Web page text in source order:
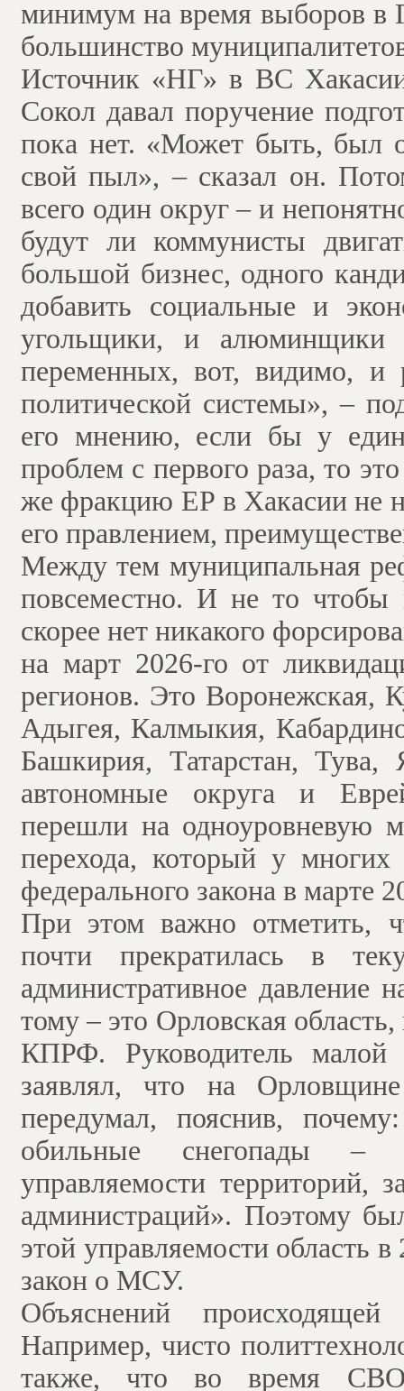
минимум на время выборов в
большинство
Источник «НГ» в ВС Хакасии
Сокол давал поручение
пока нет. «Может быть, был
свой пыл», – сказал он.
всего один округ – и
будут ли коммунисты
большой бизнес, одного
добавить социальные и
угольщики, и
переменных, вот, видимо, и
политической системы», –
его мнению, если бы у
проблем с первого раза, то
же фракцию ЕР в Хакасии не
его правлением,
Между тем муниципальная
повсеместно. И не то чтобы
скорее нет никакого
на март 2026-го от
регионов. Это Воронежская,
Адыгея, Калмыкия,
Башкирия, Татарстан,
автономные округа и
перешли на одноуровневую
перехода, который у многих
федерального закона в марте
При этом важно отметить,
почти прекратилась в
административное
тому – это Орловская
КПРФ. Руководитель
заявлял, что на
передумал, пояснив,
обильные снегопады –
управляемости территорий,
администраций». Поэтому
этой управляемости область
закон о МСУ.
Объяснений
Например, чисто
также, что во время СВО